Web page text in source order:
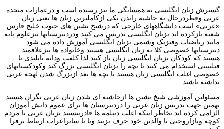
گسترش زبان انگلیسی به همسایگی ما نیز رسیده است و درعمارات متحده
عربی وقطردرحال به حاشیه راندن یکی ازکاملترین زبان ها یعنی زبان
«عربی» است.دانشگاههای خارجی که درشیخ نشین های جنوب خلیج فارس
شعبه بازکرده اند بزبان انگلیسی تدریس می کنند ودردبیرستانها نیزعلوم پایه
مانند ریاضیات وفیزیک وشیمی بزبان انگلیسی آموزش داده می شود.
دبیرستانها خصوصی کلا به زبان انگلیسی هستند وخانواده ها نیزعلاقمند
هستند که کودکان بزبان انگلیسی زبان باز کنند لذا کلفت ودایه تایلندی یا
فیلیپینی استخدام می کنند تا بچه را بزبان انگلیسی بزرگ کند وکودکستانهای
خصوصی اغلب انگلیسی زبان هستند تا بچه ها بعد ازبزرگ شدن لهجه عربی
نداشته باشند.
مسئولین آموزشی شیخ نشین ها ازحاشیه ای شدن زبان عربی نگران هستند
بهمین جهت تدریس زبان عربی را دردبیرستان ها برای عموم دانش آموزان
الزامی کرده اند بخاطر اینکه اغلب دیپلمه ها قادرنیستند بزبان عربی با مردم
کوچه وبازاروحتی با والدین خود حرف بزنند ویا با سایراعراب ارتباط برقرا